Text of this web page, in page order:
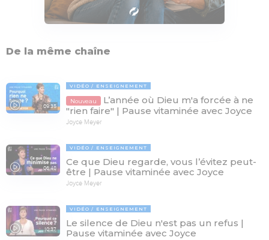
De la même chaîne
09:35
VIDÉO ENSEIGNEMENT
Nouveau
L’année où Dieu m'a forcée à ne
"rien faire" | Pause vitaminée avec Joyce
Joyce Meyer
06:48
VIDÉO ENSEIGNEMENT
Ce que Dieu regarde, vous l’évitez peut-
être | Pause vitaminée avec Joyce
Joyce Meyer
10:37
VIDÉO ENSEIGNEMENT
Le silence de Dieu n'est pas un refus |
Pause vitaminée avec Joyce